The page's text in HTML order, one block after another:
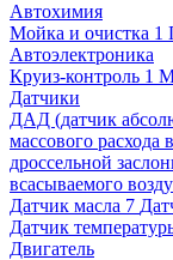
Автохимия
Мойка и очистка 1
Автоэлектроника
Круиз-контроль 1
Датчики
ДАД (датчик
массового расхода
дроссельной
всасываемого
Датчик масла 7
Датчик
Двигатель